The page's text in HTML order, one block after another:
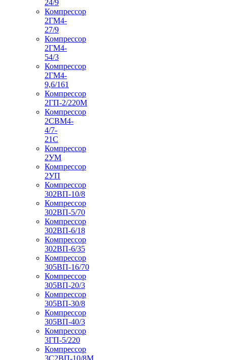
24/9
Компрессор
2ГМ4-
27/9
Компрессор
2ГМ4-
54/3
Компрессор
2ГМ4-
9,6/161
Компрессор
2ГП-2/220М
Компрессор
2СВМ4-
4/7-
21С
Компрессор
2УМ
Компрессор
2УП
Компрессор
302ВП-10/8
Компрессор
302ВП-5/70
Компрессор
302ВП-6/18
Компрессор
302ВП-6/35
Компрессор
305ВП-16/70
Компрессор
305ВП-20/3
Компрессор
305ВП-30/8
Компрессор
305ВП-40/3
Компрессор
3ГП-5/220
Компрессор
3С2ВП-10/8М